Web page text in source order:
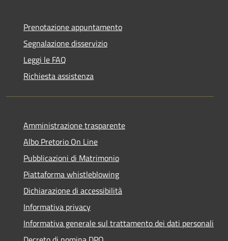
Prenotazione appuntamento
Segnalazione disservizio
Leggi le FAQ
Richiesta assistenza
Amministrazione trasparente
Albo Pretorio On Line
Pubblicazioni di Matrimonio
Piattaforma whistleblowing
Dichiarazione di accessibilità
Informativa privacy
Informativa generale sul trattamento dei dati personali